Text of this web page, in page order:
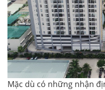
Mặc dù có những nhận